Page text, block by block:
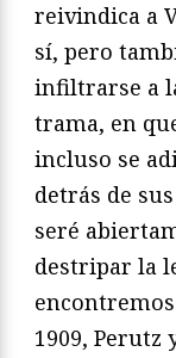
reivindica a
sí, pero
infiltrarse a
trama, en
incluso se
detrás de
seré
destripar la
1909, Perutz